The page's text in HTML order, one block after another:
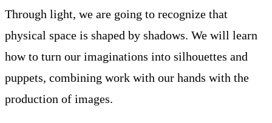
Through light, we are going to recognize that
physical space is shaped by shadows. We will learn
how to turn our imaginations into silhouettes and
puppets, combining work with our hands with the
production of images.